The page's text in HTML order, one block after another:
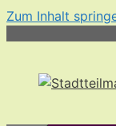
Zum Inhalt